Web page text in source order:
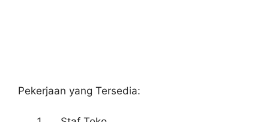
Pekerjaan yang Tersedia: